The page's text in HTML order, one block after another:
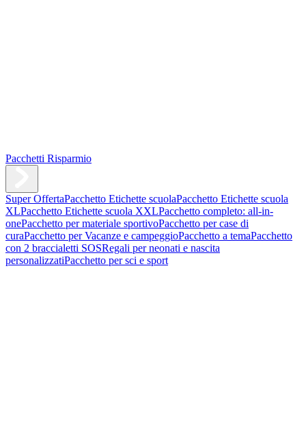
Pacchetti Risparmio
Super OffertaPacchetto Etichette scuolaPacchetto Etichette scuola
XLPacchetto Etichette scuola XXLPacchetto completo: all-in-
onePacchetto per materiale sportivoPacchetto per case di
curaPacchetto per Vacanze e campeggioPacchetto a temaPacchetto
con 2 braccialetti SOSRegali per neonati e nascita
personalizzatiPacchetto per sci e sport